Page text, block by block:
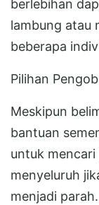
berlebihan
lambung atau
beberapa
Pilihan
Meskipun
bantuan
untuk
menyeluruh
menjadi parah.